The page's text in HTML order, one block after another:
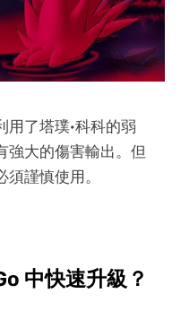
用了塔璞·科科的弱
強大的傷害輸出。但
謹慎使用。
中快速升級？